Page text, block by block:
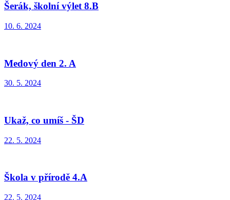
Šerák, školní výlet 8.B
10. 6. 2024
Medový den 2. A
30. 5. 2024
Ukaž, co umíš - ŠD
22. 5. 2024
Škola v přírodě 4.A
22. 5. 2024